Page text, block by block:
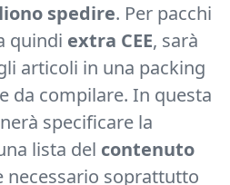
spedire. Per pacchi
quindi extra CEE, sarà
articoli in una packing
da compilare. In questa
specificare la
lista del contenuto
necessario soprattutto